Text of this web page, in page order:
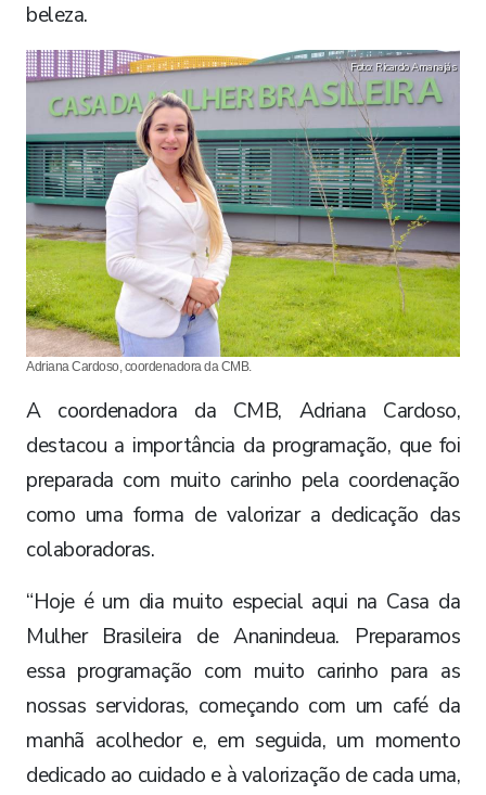
beleza.
Adriana Cardoso, coordenadora da CMB.
Foto: Ricardo Amanajás
A coordenadora da CMB, Adriana Cardoso,
destacou a importância da programação, que foi
preparada com muito carinho pela coordenação
como uma forma de valorizar a dedicação das
colaboradoras.
“Hoje é um dia muito especial aqui na Casa da
Mulher Brasileira de Ananindeua. Preparamos
essa programação com muito carinho para as
nossas servidoras, começando com um café da
manhã acolhedor e, em seguida, um momento
dedicado ao cuidado e à valorização de cada uma,